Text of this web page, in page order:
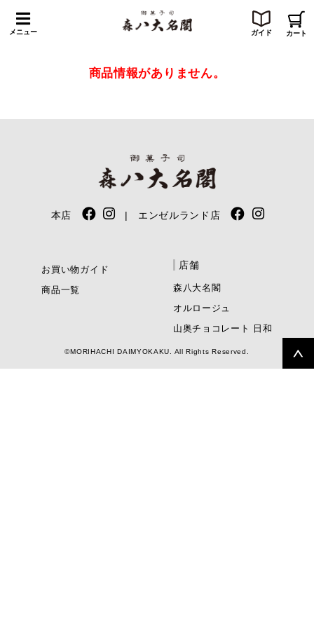
メニュー ガイド カート
商品情報がありません。
本店 | エンゼルランド店
お買い物ガイド
商品一覧
店舗
森八大名閣
オルロージュ
山奥チョコレート 日和
©MORIHACHI DAIMYOKAKU. All Rights Reserved.